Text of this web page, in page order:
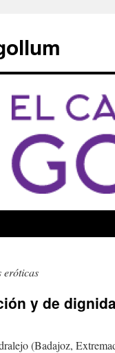
eróticas
y de
(Badajoz,